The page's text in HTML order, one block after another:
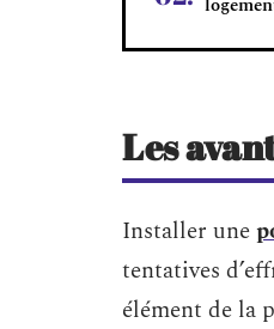
Les
Installer une
tentatives
élément de la